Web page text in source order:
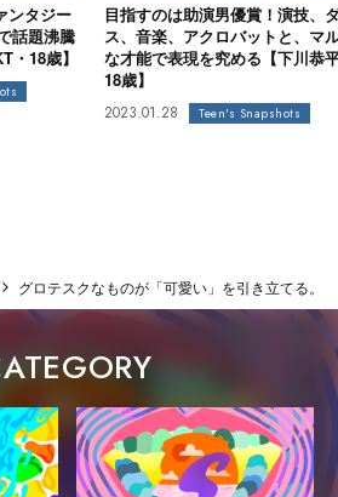
ンタジー
話題沸騰
・18歳】
目指すのは助演男優賞！演技、
ス、音楽、アクロバットと、マ
な才能で表現を究める【下川恭
18歳】
2023.01.28 Teen's Snapshots
グロテスクなものが「可愛い」を引き立てる。